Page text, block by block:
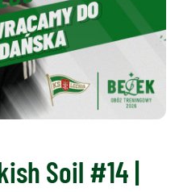
Soil #14 |